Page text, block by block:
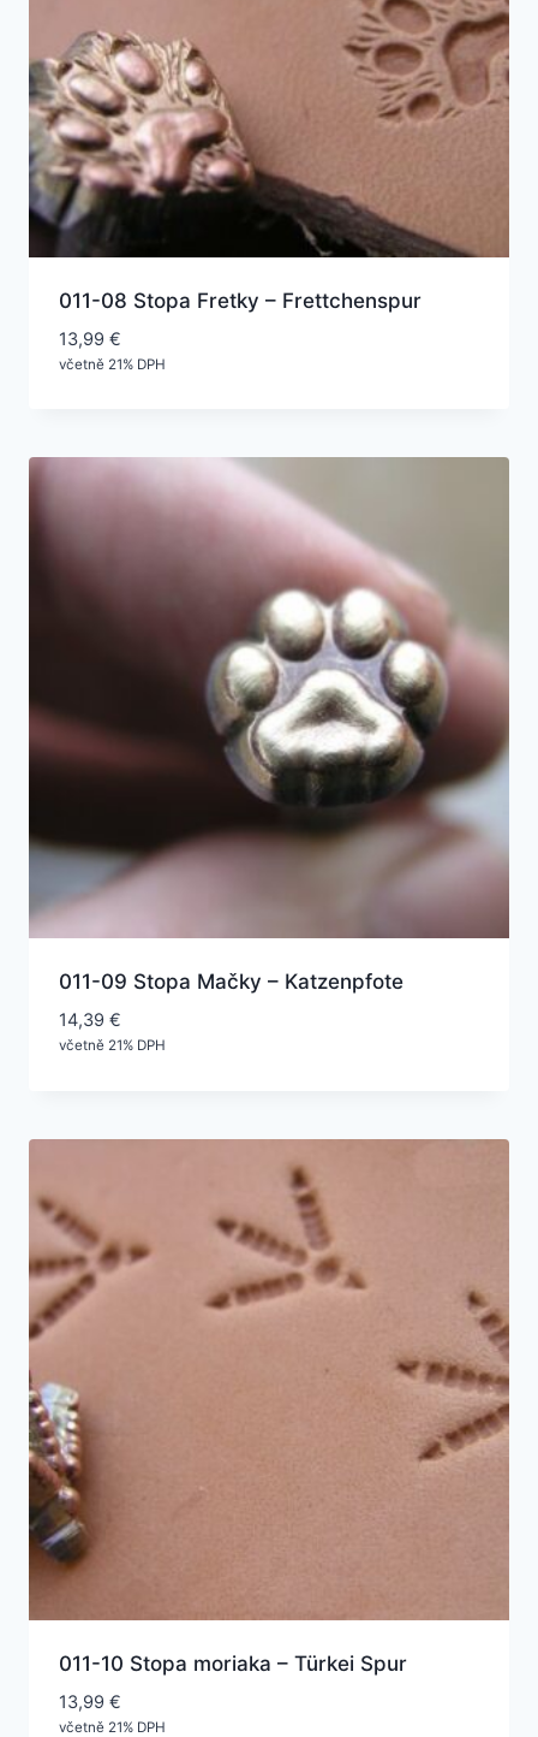
011-08 Stopa Fretky – Frettchenspur
13,99 €
včetně 21% DPH
011-09 Stopa Mačky – Katzenpfote
14,39 €
včetně 21% DPH
011-10 Stopa moriaka – Türkei Spur
13,99 €
včetně 21% DPH